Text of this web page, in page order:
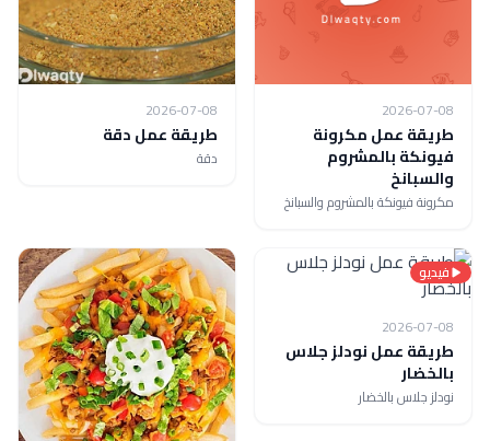
2026-07-08
طريقة عمل مكرونة
فيونكة بالمشروم
والسبانخ
مكرونة فيونكة بالمشروم والسبانخ
2026-07-08
طريقة عمل دقة
دقة
فيديو
2026-07-08
طريقة عمل نودلز جلاس
بالخضار
نودلز جلاس بالخضار